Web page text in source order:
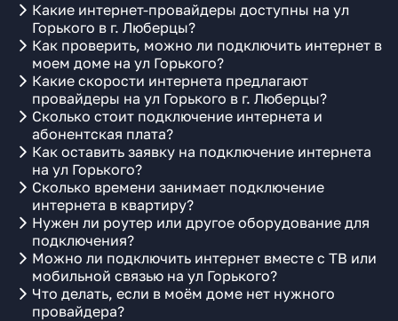
Какие интернет-провайдеры доступны на ул
Горького в г. Люберцы?
Как проверить, можно ли подключить интернет в
моем доме на ул Горького?
Какие скорости интернета предлагают
провайдеры на ул Горького в г. Люберцы?
Сколько стоит подключение интернета и
абонентская плата?
Как оставить заявку на подключение интернета
на ул Горького?
Сколько времени занимает подключение
интернета в квартиру?
Нужен ли роутер или другое оборудование для
подключения?
Можно ли подключить интернет вместе с ТВ или
мобильной связью на ул Горького?
Что делать, если в моём доме нет нужного
провайдера?